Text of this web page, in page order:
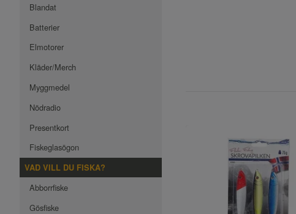
Blandat
Batterier
Elmotorer
Kläder/Merch
Myggmedel
Nödradio
Presentkort
Fiskeglasögon
VAD VILL DU FISKA?
Abborrfiske
Gösfiske